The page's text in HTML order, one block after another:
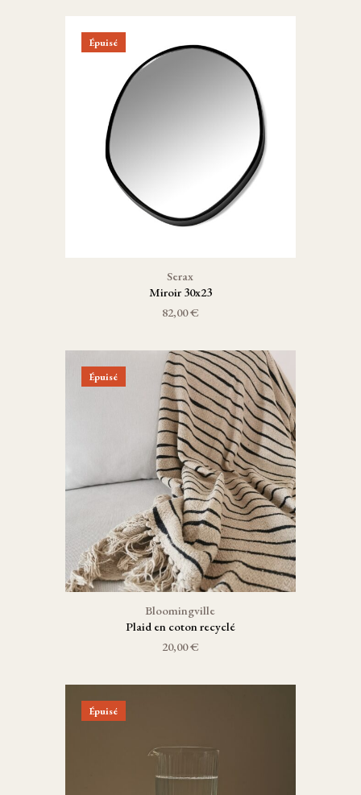
Épuisé
Serax
Miroir 30x23
82,00 €
Épuisé
Bloomingville
Plaid en coton recyclé
20,00 €
Épuisé